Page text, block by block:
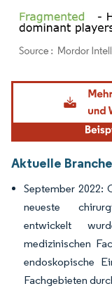
Bild © Mordor
Aktuelle
September 2022:
neueste
entwickelt
medizinischen
endoskopische
Fachgebieten